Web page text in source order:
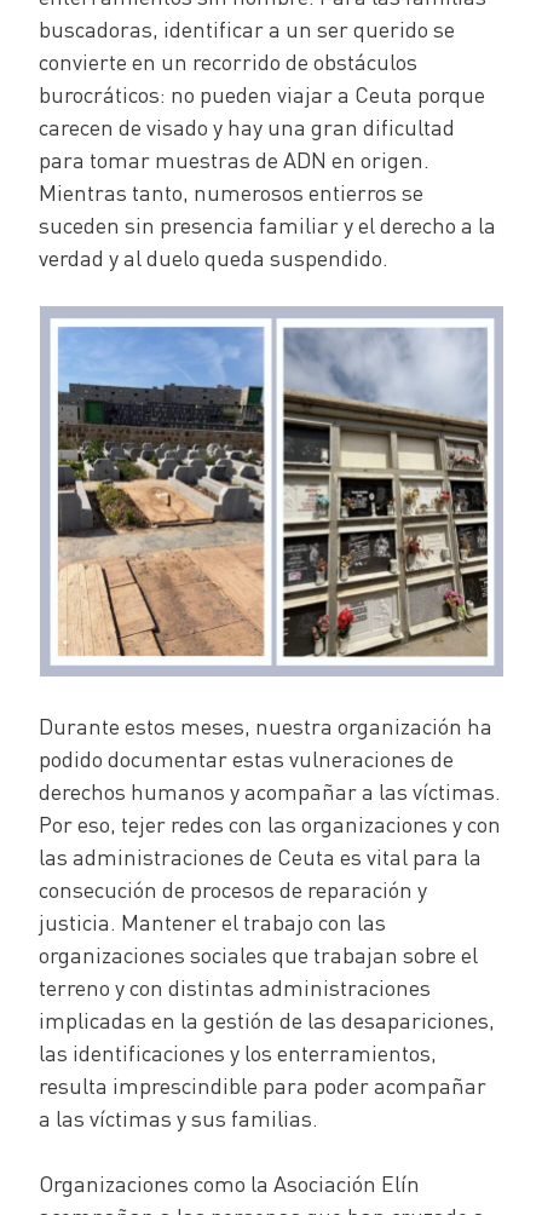
buscadoras, identificar a un ser querido se
convierte en un recorrido de obstáculos
burocráticos: no pueden viajar a Ceuta porque
carecen de visado y hay una gran dificultad
para tomar muestras de ADN en origen.
Mientras tanto, numerosos entierros se
suceden sin presencia familiar y el derecho a la
verdad y al duelo queda suspendido.
Durante estos meses, nuestra organización ha
podido documentar estas vulneraciones de
derechos humanos y acompañar a las víctimas.
Por eso, tejer redes con las organizaciones y con
las administraciones de Ceuta es vital para la
consecución de procesos de reparación y
justicia. Mantener el trabajo con las
organizaciones sociales que trabajan sobre el
terreno y con distintas administraciones
implicadas en la gestión de las desapariciones,
las identificaciones y los enterramientos,
resulta imprescindible para poder acompañar
a las víctimas y sus familias.
Organizaciones como la Asociación Elín